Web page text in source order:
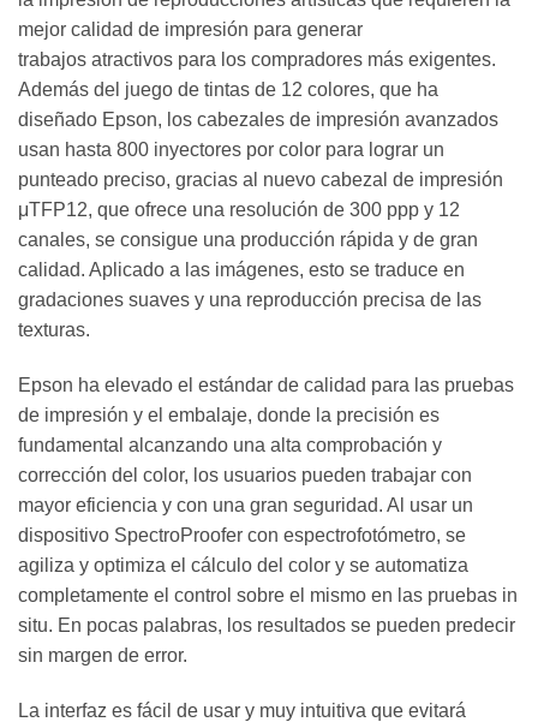
mejor calidad de impresión para generar
trabajos atractivos para los compradores más exigentes.
Además del juego de tintas de 12 colores, que ha
diseñado Epson, los cabezales de impresión avanzados
usan hasta 800 inyectores por color para lograr un
punteado preciso, gracias al nuevo cabezal de impresión
μTFP12, que ofrece una resolución de 300 ppp y 12
canales, se consigue una producción rápida y de gran
calidad. Aplicado a las imágenes, esto se traduce en
gradaciones suaves y una reproducción precisa de las
texturas.
Epson ha elevado el estándar de calidad para las pruebas
de impresión y el embalaje, donde la precisión es
fundamental alcanzando una alta comprobación y
corrección del color, los usuarios pueden trabajar con
mayor eficiencia y con una gran seguridad. Al usar un
dispositivo SpectroProofer con espectrofotómetro, se
agiliza y optimiza el cálculo del color y se automatiza
completamente el control sobre el mismo en las pruebas in
situ. En pocas palabras, los resultados se pueden predecir
sin margen de error.
La interfaz es fácil de usar y muy intuitiva que evitará